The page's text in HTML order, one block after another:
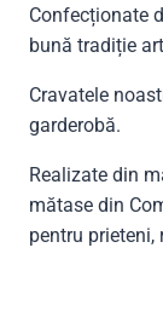
Confecționate
bună tradiție
Cravatele
garderobă.
Realizate din
mătase din
pentru prieteni,